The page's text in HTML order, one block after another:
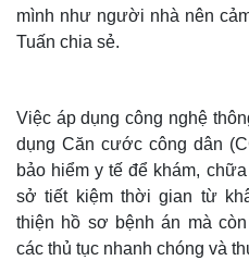
mình như người nhà nên
Tuấn chia sẻ.
Việc áp dụng công nghệ
dụng Căn cước công dân
bảo hiểm y tế để khám,
sở tiết kiệm thời gian từ
thiện hồ sơ bệnh án mà
các thủ tục nhanh chóng và